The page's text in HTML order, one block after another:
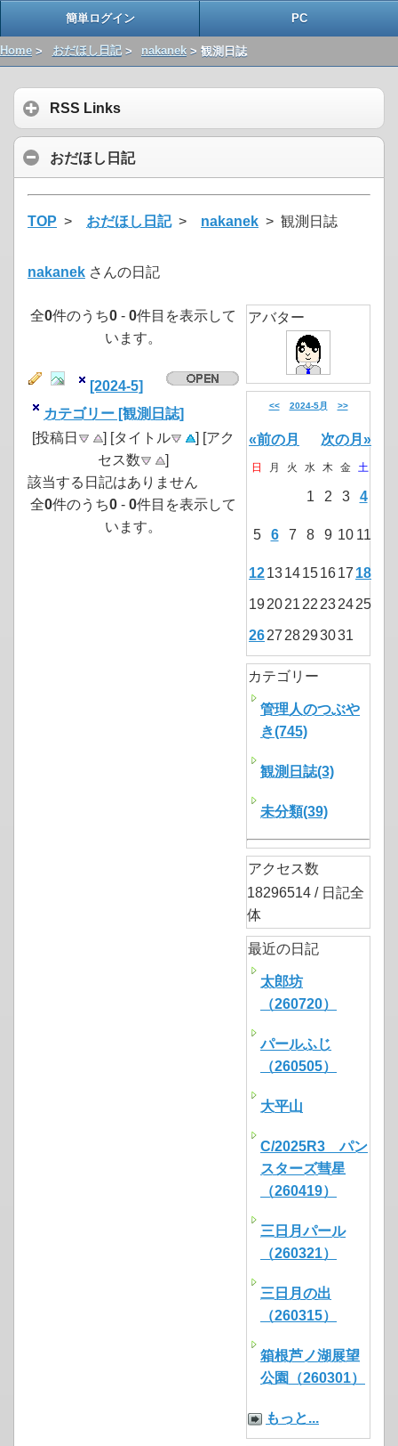
簡単ログイン PC
Home > おだほし日記> nakanek > 観測日誌
RSS Links
おだほし日記
TOP > おだほし日記> nakanek > 観測日誌
nakanek さんの日記
全0件のうち0 - 0件目を表示して
います。
[2024-5]
カテゴリー [観測日誌]
[投稿日
] [タイトル
] [アク
セス数
]
該当する日記はありません
全0件のうち0 - 0件目を表示して
います。
アバター
<< 2024-5月 >>
«前の月 次の月»
日 月 火 水 木 金 土
1 2 3 4
5 6 7 8 9 10 11
121314151617 18
192021 22 232425
2627 28293031
カテゴリー
管理人のつぶや
き(745)
観測日誌(3)
未分類(39)
アクセス数
18296514 / 日記全
体
最近の日記
太郎坊
（260720）
パールふじ
（260505）
大平山
C/2025R3 パン
スターズ彗星
（260419）
三日月パール
（260321）
三日月の出
（260315）
箱根芦ノ湖展望
公園（260301）
もっと...